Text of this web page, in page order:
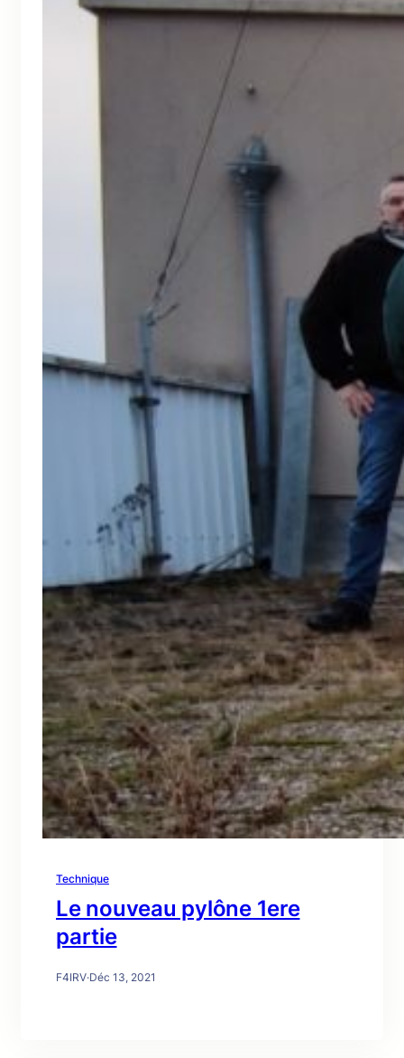
Technique
Le nouveau pylône 1ere
partie
F4IRV·Déc 13, 2021